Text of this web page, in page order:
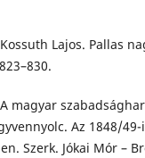
Lajos. Pallas
magyar
Az 1848/
Szerk. Jókai Mór –